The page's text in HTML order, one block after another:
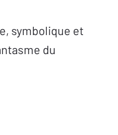
symbolique et
du